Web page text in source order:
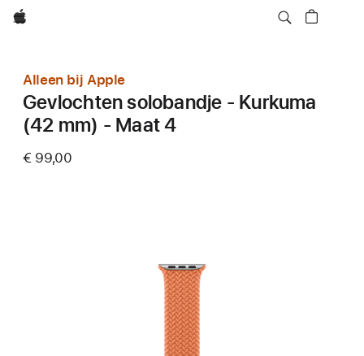
Apple
Alleen bij Apple
Gevlochten solobandje - Kurkuma
(42 mm) - Maat 4
€ 99,00